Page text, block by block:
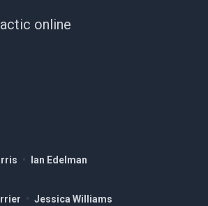
• Ian Edelman
• Jessica Williams
online